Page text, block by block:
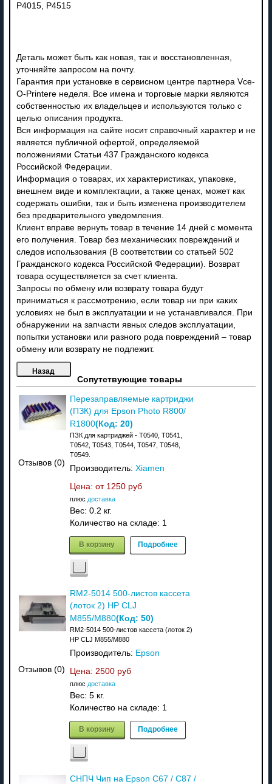
P4015, P4515
Деталь может быть как новая, так и восстановленная,
уточняйте запросом на почту.
Гарантия при установке в сервисном центре партнера Vce-
O-Printere неделя. Все имена и торговые марки являются
собственностью их владельцев и используются только с
целью описания продукта.
Вся информация на сайте носит справочный характер и не
является публичной офертой, определяемой
положениями Статьи 437 Гражданского кодекса
Российской Федерации.
Информация о товарах, их характеристиках, упаковке,
внешнем виде и комплектации, а также ценах, может как
содержать ошибки, так и быть изменена производителем
без предварительного уведомления.
Клиент вправе вернуть товар в течение 14 дней с момента
его получения. Товар без механических повреждений и
следов использования (В соответствии со статьей 502
Гражданского кодекса Российской Федерации). Возврат
товара осуществляется за счет клиента.
Запросы по обмену или возврату товара будут
приниматься к рассмотрению, если товар ни при каких
условиях не был в эксплуатации и не устанавливался. При
обнаружении на запчасти явных следов эксплуатации,
попытки установки или разного рода повреждений – товар
обмену или возврату не подлежит.
Сопутствующие товары
Отзывов (0)
Перезаправляемые картриджи
(ПЗК) для Epson Photo R800/
R1800(Код: 20)
ПЗК для картриджей - T0540, T0541,
T0542, T0543, T0544, T0547, T0548,
T0549.
Производитель: Xiamen
Цена: от 1250 руб
плюс доставка
Вес: 0.2 кг.
Количество на складе: 1
В корзину Подробнее
Отзывов (0)
RM2-5014 500-листов кассета
(лоток 2) HP CLJ
M855/M880(Код: 50)
RM2-5014 500-листов кассета (лоток 2)
HP CLJ M855/M880
Производитель: Epson
Цена: 2500 руб
плюс доставка
Вес: 5 кг.
Количество на складе: 1
В корзину Подробнее
СНПЧ Чип на Epson C67 / C87 /